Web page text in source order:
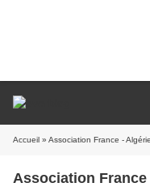
Accueil » Association France - Algérie
Association